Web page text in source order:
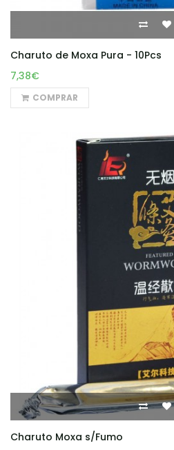
Charuto de Moxa Pura - 10Pcs
7,38€
COMPRAR
Charuto Moxa s/Fumo